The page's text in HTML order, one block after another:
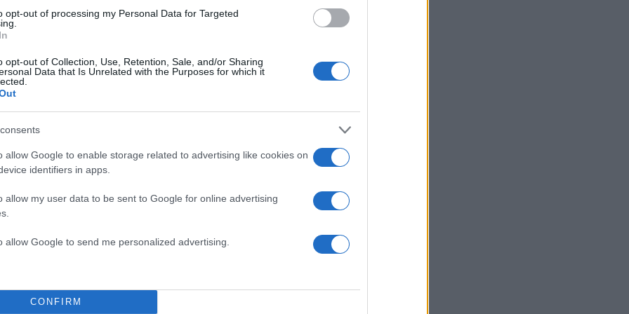
opt-out of processing my Personal Data for Targeted
opt-out of Collection, Use, Retention, Sale, and/or Sharing
Data that Is Unrelated with the Purposes for which it
allow Google to enable storage related to advertising like cookies on
identifiers in apps.
allow my user data to be sent to Google for online advertising
allow Google to send me personalized advertising.
CONFIRM
με λίγες πρόσκαιρες νεφώσεις στα ηπειρωτικά το
από βόρειες διευθύνσεις 3 με 5 και στο Αιγαίο 5 με 6,